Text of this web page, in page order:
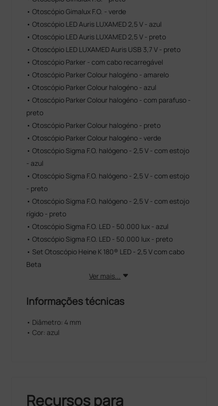
• Otoscópio Gimalux F.O. - verde
• Otoscópio LED Auris LUXAMED 2,5 V - azul
• Otoscópio LED Auris LUXAMED 2,5 V - preto
• Otoscópio LED LUXAMED Auris USB 3,7 V - preto
• Otoscópio Parker - com cabo recarregável
• Otoscópio Parker Colour halogéno - amarelo
• Otoscópio Parker Colour halogéno - azul
• Otoscópio Parker Colour halogéno - com parafuso -
preto
• Otoscópio Parker Colour halogéno - preto
• Otoscópio Parker Colour halogéno - verde
• Otoscópio Sigma F.O. halógeno - 2,5 V - com estojo
- azul
• Otoscópio Sigma F.O. halógeno - 2,5 V - com estojo
- preto
• Otoscópio Sigma F.O. halógeno - 2,5 V - com estojo
rígido - preto
• Otoscópio Sigma F.O. LED - 50.000 lux - azul
• Otoscópio Sigma F.O. LED - 50.000 lux - preto
• Set Otoscópio Heine K 180® LED - 2,5 V com cabo
Beta
Ver mais...
Informações técnicas
• Diâmetro: 4 mm
• Cor: azul
Recursos para